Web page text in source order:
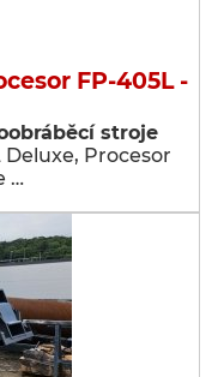
FP-405L -
stroje
Procesor
…